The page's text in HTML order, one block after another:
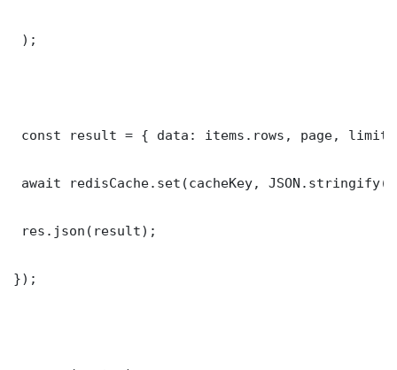
);
const result = { data: items.rows, page,
await redisCache.set(cacheKey,
res.json(result);
});